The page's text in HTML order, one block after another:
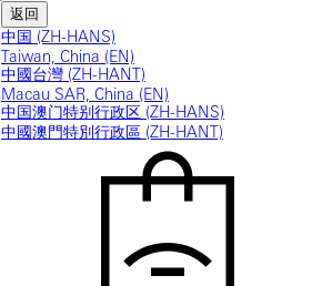
返回
中国 (ZH-HANS)
Taiwan, China (EN)
中國台灣 (ZH-HANT)
Macau SAR, China (EN)
中国澳门特别行政区 (ZH-HANS)
中國澳門特別行政區 (ZH-HANT)